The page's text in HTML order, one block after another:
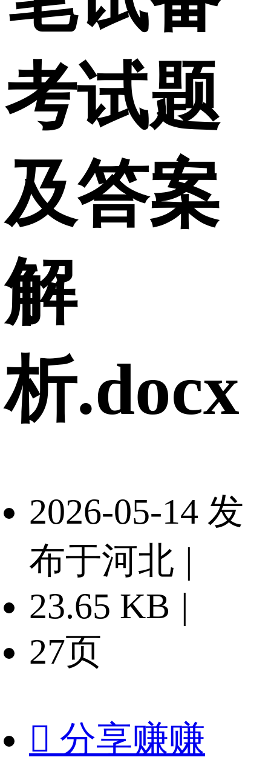
考试题
及答案
解
析.docx
2026-05-14 发
布于河北 |
23.65 KB |
27页
 分享赚赚